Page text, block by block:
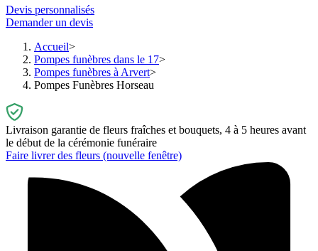
Devis personnalisés
Demander un devis
Accueil
Pompes funèbres dans le 17
Pompes funèbres à Arvert
Pompes Funèbres Horseau
Livraison garantie de fleurs fraîches et bouquets, 4 à 5 heures avant
le début de la cérémonie funéraire
Faire livrer des fleurs (nouvelle fenêtre)